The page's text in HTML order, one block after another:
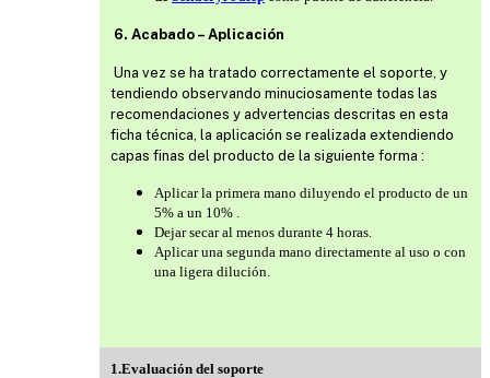
6. Acabado – Aplicación
Una vez se ha tratado correctamente el soporte, y
tendiendo observando minuciosamente todas las
recomendaciones y advertencias descritas en esta
ficha técnica, la aplicación se realizada extendiendo
capas finas del producto de la siguiente forma :
Aplicar la primera mano diluyendo el producto de un
5% a un 10% .
Dejar secar al menos durante 4 horas.
Aplicar una segunda mano directamente al uso o con
una ligera dilución.
1.Evaluación del soporte